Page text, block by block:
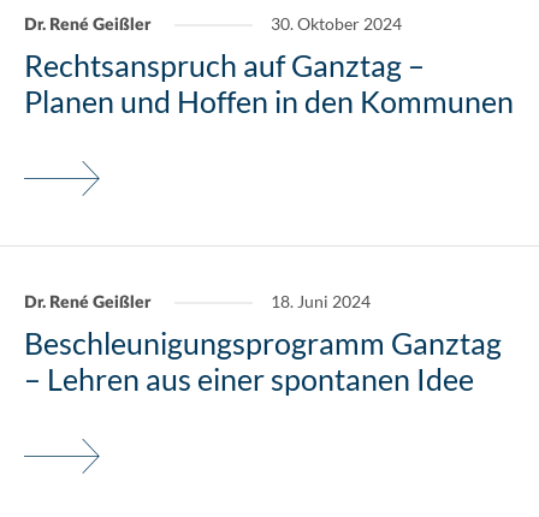
Dr. René Geißler 30. Oktober 2024
Rechtsanspruch auf Ganztag –
Planen und Hoffen in den Kommunen
Dr. René Geißler 18. Juni 2024
Beschleunigungsprogramm Ganztag
– Lehren aus einer spontanen Idee